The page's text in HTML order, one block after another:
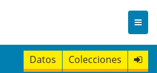
Datos Colecciones